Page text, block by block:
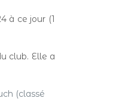
à ce jour (1
club. Elle a
(classé